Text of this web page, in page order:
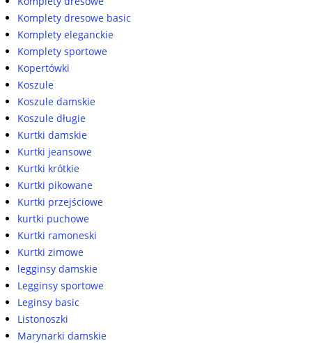
Komplety dresowe basic
Komplety eleganckie
Komplety sportowe
Kopertówki
Koszule
Koszule damskie
Koszule długie
Kurtki damskie
Kurtki jeansowe
Kurtki krótkie
Kurtki pikowane
Kurtki przejściowe
kurtki puchowe
Kurtki ramoneski
Kurtki zimowe
legginsy damskie
Legginsy sportowe
Leginsy basic
Listonoszki
Marynarki damskie